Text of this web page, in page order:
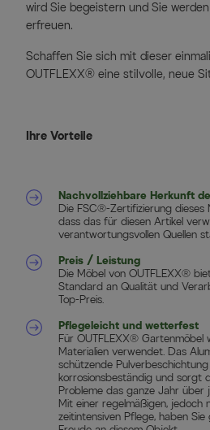
wird Sie begeistern und Sie
erfreuen.
Schaffen Sie sich mit dieser
OUTFLEXX® eine stilvolle, neue
Ihre Vorteile
Nachvollziehbare Herkunft
Die FSC®-Zertifizierung dieses
dass das für diesen Artikel
verantwortungsvollen Quellen
Preis / Leistung
Die Möbel von OUTFLEXX®
Standard an Qualität und
Top-Preis.
Pflegeleicht und wetterfest
Für OUTFLEXX®
Materialien verwendet. Das
schützende
korrosionsbeständig und sorgt
Probleme das ganze Jahr
Mit einer regelmäßigen, jedoch
zeitintensiven Pflege, haben